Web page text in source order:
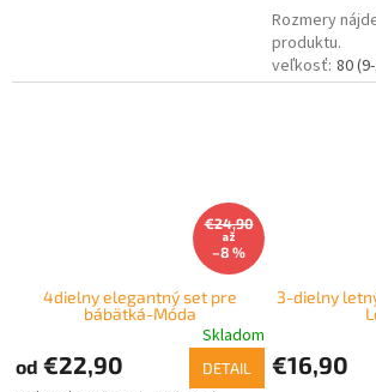
Rozmery
produktu.
80
€24,90
až
–8 %
4dielny elegantný set pre
bábätká-Móda
Skladom
od €22,90 DETAIL
3-dielny
€16,90